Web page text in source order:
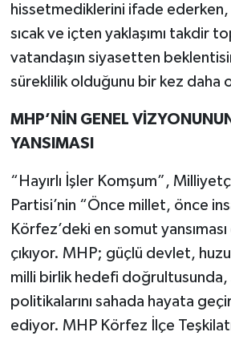
hissetmediklerini ifade ederken,
sıcak ve içten yaklaşımı takdir
vatandaşın siyasetten
süreklilik olduğunu bir kez daha
MHP’NİN GENEL
YANSIMASI
“Hayırlı İşler Komşum”,
Partisi’nin “Önce millet, önce
Körfez’deki en somut
çıkıyor. MHP; güçlü devlet,
milli birlik hedefi doğrultusunda,
politikalarını sahada hayata
ediyor. MHP Körfez İlçe